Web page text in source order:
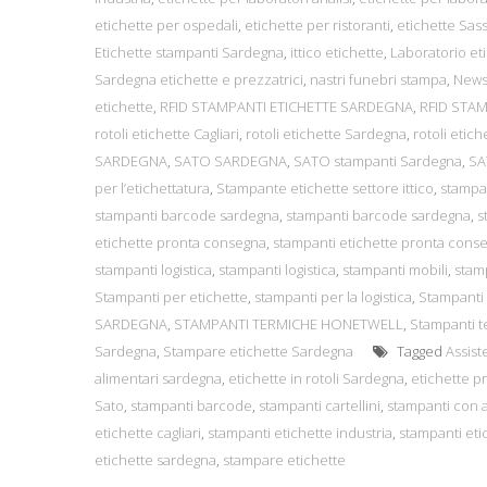
etichette per ospedali, etichette per ristoranti, etichette
Etichette stampanti Sardegna, ittico etichette, Laboratorio
Sardegna etichette e prezzatrici, nastri funebri stampa,
etichette, RFID STAMPANTI ETICHETTE SARDEGNA, RFID
rotoli etichette Cagliari, rotoli etichette Sardegna, rotoli
SARDEGNA, SATO SARDEGNA, SATO stampanti Sardegna,
per l’etichettatura, Stampante etichette settore ittico,
stampanti barcode sardegna, stampanti barcode sardegna,
etichette pronta consegna, stampanti etichette pronta
stampanti logistica, stampanti logistica, stampanti mobili,
Stampanti per etichette, stampanti per la logistica, Stampanti
SARDEGNA, STAMPANTI TERMICHE HONETWELL, Stampanti
Sardegna, Stampare etichette Sardegna Tagged
alimentari sardegna, etichette in rotoli Sardegna, etichette
Sato, stampanti barcode, stampanti cartellini, stampanti con
etichette cagliari, stampanti etichette industria, stampanti
etichette sardegna, stampare etichette